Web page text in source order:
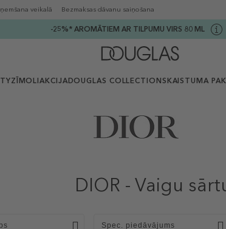
veikalā Bezmaksas dāvanu saiņošana
-25%* AROMĀTIEM AR TILPUMU VIRS 80 ML
ZĪMOLIAKCIJADOUGLAS COLLECTION SKAISTUMA
DIOR - Vaigu
Spec. piedāvājums